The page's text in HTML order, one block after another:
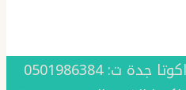
بلاط تراكوتا جدة ت: 0501986384